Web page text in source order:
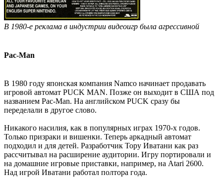
В 1980-е реклама в индустрии видеоигр была агрессивной
Pac-Man
В 1980 году японская компания Namco начинает продавать
игровой автомат PUCK MAN. Позже он выходит в США под
названием Pac-Man. На английском PUCK сразу бы
переделали в другое слово.
Никакого насилия, как в популярных играх 1970-х годов.
Только призраки и вишенки. Теперь аркадный автомат
подходил и для детей. Разработчик Тору Иватани как раз
рассчитывал на расширение аудитории. Игру портировали и
на домашние игровые приставки, например, на Atari 2600.
Над игрой Иватани работал полтора года.